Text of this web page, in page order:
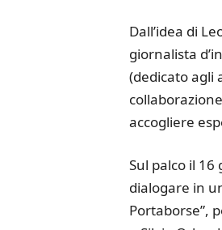
Dall’idea di
giornalista
(dedicato agli
accogliere
Sul palco il 16
dialogare in
Portaborse”,